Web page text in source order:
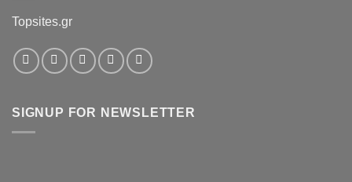
Topsites.gr
SIGNUP FOR NEWSLETTER